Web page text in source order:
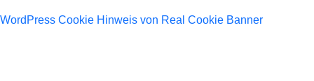
WordPress Cookie Hinweis von Real Cookie Banner